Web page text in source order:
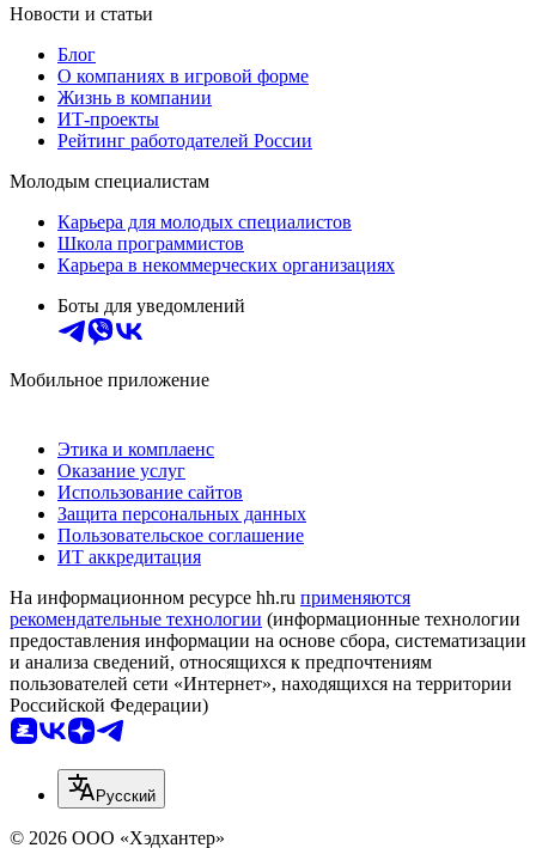
Новости и статьи
Блог
О компаниях в игровой форме
Жизнь в компании
ИТ-проекты
Рейтинг работодателей России
Молодым специалистам
Карьера для молодых специалистов
Школа программистов
Карьера в некоммерческих организациях
Боты для уведомлений
Мобильное приложение
Этика и комплаенс
Оказание услуг
Использование сайтов
Защита персональных данных
Пользовательское соглашение
ИТ аккредитация
На информационном ресурсе hh.ru применяются
рекомендательные технологии (информационные технологии
предоставления информации на основе сбора, систематизации
и анализа сведений, относящихся к предпочтениям
пользователей сети «Интернет», находящихся на территории
Российской Федерации)
Русский
© 2026 ООО «Хэдхантер»